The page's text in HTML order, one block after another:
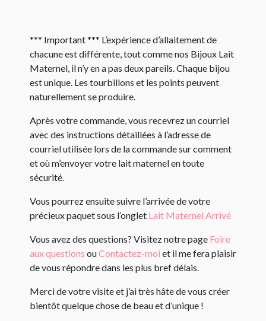
*** Important *** L’expérience d’allaitement de
chacune est différente, tout comme nos Bijoux Lait
Maternel, il n’y en a pas deux pareils. Chaque bijou
est unique. Les tourbillons et les points peuvent
naturellement se produire.
Après votre commande, vous recevrez un courriel
avec des instructions détaillées à l’adresse de
courriel utilisée lors de la commande sur comment
et où m’envoyer votre lait maternel en toute
sécurité.
Vous pourrez ensuite suivre l’arrivée de votre
précieux paquet sous l’onglet Lait Maternel Arrivé
Vous avez des questions? Visitez notre page Foire
aux questions ouContactez-moi et il me fera plaisir
de vous répondre dans les plus bref délais.
Merci de votre visite et j’ai très hâte de vous créer
bientôt quelque chose de beau et d’unique !